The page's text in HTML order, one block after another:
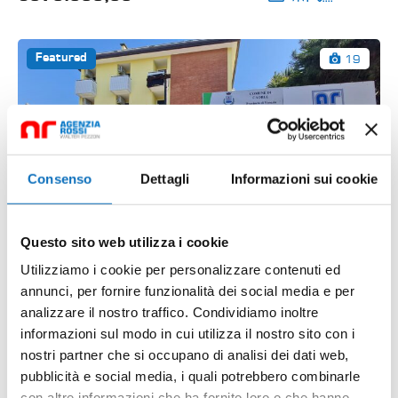
Consenso Dettagli Informazioni sui cookie
Questo sito web utilizza i cookie
Utilizziamo i cookie per personalizzare contenuti ed
annunci, per fornire funzionalità dei social media e per
analizzare il nostro traffico. Condividiamo inoltre
informazioni sul modo in cui utilizza il nostro sito con i
nostri partner che si occupano di analisi dei dati web,
pubblicità e social media, i quali potrebbero combinarle
Featured 19
Residence Luxembourg Wohnung 4
Via del Quadrante, Santa Margherita, Caorle, Venezia,
Veneto, 30021, Italia